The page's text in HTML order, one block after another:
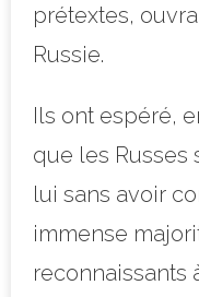
prétextes,
Russie.
Ils ont espéré,
que les Russes
lui sans avoir
immense
reconnaissants